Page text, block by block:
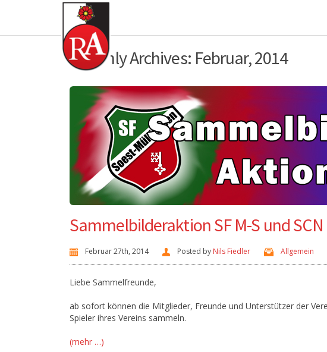
Monthly Archives: Februar, 2014
Sammelbilderaktion SF M-S und SCN
Februar 27th, 2014 Posted by Nils Fiedler Allgemein
Liebe Sammelfreunde,
ab sofort können die Mitglieder, Freunde und Unterstützer der
Spieler ihres Vereins sammeln.
(mehr …)